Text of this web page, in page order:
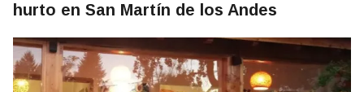
hurto en San Martín de los Andes